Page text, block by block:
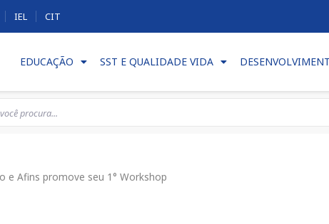
IEL CIT
EDUCAÇÃO SST E QUALIDADE VIDA
e Afins promove seu 1° Workshop